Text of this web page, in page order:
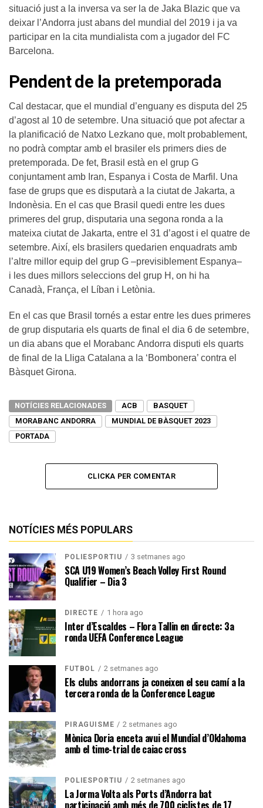
situació just a la inversa va ser la de Jaka Blazic que va
deixar l’Andorra just abans del mundial del 2019 i ja va
participar en la cita mundialista com a jugador del FC
Barcelona.
Pendent de la pretemporada
Cal destacar, que el mundial d’enguany es disputa del 25
d’agost al 10 de setembre. Una situació que pot afectar a
la planificació de Natxo Lezkano que, molt probablement,
no podrà comptar amb el brasiler els primers dies de
pretemporada. De fet, Brasil està en el grup G
conjuntament amb Iran, Espanya i Costa de Marfil. Una
fase de grups que es disputarà a la ciutat de Jakarta, a
Indonèsia. En el cas que Brasil quedi entre les dues
primeres del grup, disputaria una segona ronda a la
mateixa ciutat de Jakarta, entre el 31 d’agost i el quatre de
setembre. Així, els brasilers quedarien enquadrats amb
l’altre millor equip del grup G –previsiblement Espanya–
i les dues millors seleccions del grup H, on hi ha
Canadà, França, el Líban i Letònia.
En el cas que Brasil tornés a estar entre les dues primeres
de grup disputaria els quarts de final el dia 6 de setembre,
un dia abans que el Morabanc Andorra disputi els quarts
de final de la Lliga Catalana a la ‘Bombonera’ contra el
Bàsquet Girona.
NOTÍCIES RELACIONADES ACB
BASQUET
MORABANC ANDORRA
MUNDIAL DE BÀSQUET 2023
PORTADA
CLICKA PER COMENTAR
NOTÍCIES MÉS POPULARS
POLIESPORTIU 3 setmanes ago
SCA U19 Women’s Beach Volley First Round
Qualifier – Dia 3
DIRECTE 1 hora ago
Inter d’Escaldes – Flora Tallin en directe: 3a
ronda UEFA Conference League
FUTBOL 2 setmanes ago
Els clubs andorrans ja coneixen el seu camí a la
tercera ronda de la Conference League
PIRAGÜISME 2 setmanes ago
Mònica Doria enceta avui el Mundial d’Oklahoma
amb el time-trial de caiac cross
POLIESPORTIU 2 setmanes ago
La Jorma Volta als Ports d’Andorra bat
participació amb més de 700 ciclistes de 17